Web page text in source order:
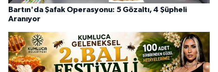
Bartın'da Şafak Operasyonu: 5 Gözaltı, 4 Şüpheli
Aranıyor